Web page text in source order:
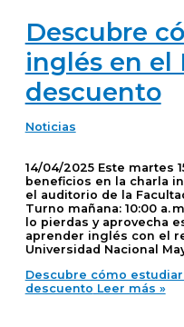
Descubre
inglés en el
descuento
Noticias
14/04/2025 Este martes
beneficios en la charla
el auditorio de la
Turno mañana: 10:00 a.
lo pierdas y aprovecha
aprender inglés con el
Universidad Nacional
Descubre cómo
descuento Leer más »